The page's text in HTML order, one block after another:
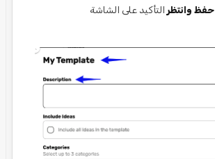
حفظ وانتظر التأكيد على الشاشة